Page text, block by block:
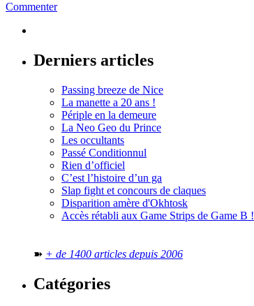
Commenter
Derniers articles
Passing breeze de Nice
La manette a 20 ans !
Périple en la demeure
La Neo Geo du Prince
Les occultants
Passé Conditionnul
Rien d’officiel
C’est l’histoire d’un ga
Slap fight et concours de claques
Disparition amère d'Okhtosk
Accès rétabli aux Game Strips de Game B !
➽ + de 1400 articles depuis 2006
Catégories